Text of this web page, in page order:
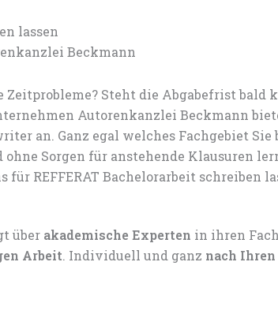
Beckmann
Zeitprobleme? Steht die Abgabefrist
Autorenkanzlei Beckmann
an. Ganz egal welches Fachgebiet
Sorgen für anstehende Klausuren
für REFFERAT Bachelorarbeit schreiben
über akademische Experten in ihren
Arbeit. Individuell und ganz nach